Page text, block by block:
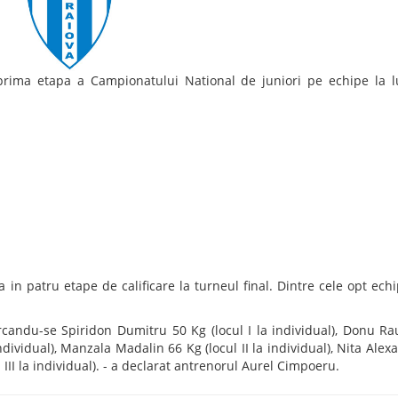
etapa a Campionatului National de juniori pe echipe la
in patru etape de calificare la turneul final. Dintre cele opt
se Spiridon Dumitru 50 Kg (locul I la individual), Donu
Manzala Madalin 66 Kg (locul II la individual), Nita
la individual). - a declarat antrenorul Aurel Cimpoeru.